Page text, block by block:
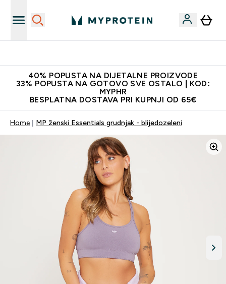
40% POPUSTA NA DIJETALNE PROIZVODE
33% POPUSTA NA GOTOVO SVE OSTALO | KOD:
MYPHR
BESPLATNA DOSTAVA PRI KUPNJI OD 65€
Home MP ženski Essentials grudnjak - blijedozeleni